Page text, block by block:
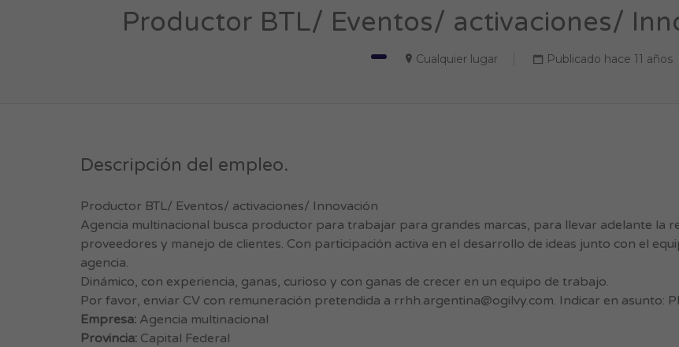
Productor BTL/ Eventos/ activaciones/
Cualquier lugar Publicado hace 11 años
Descripción del empleo.
Productor BTL/ Eventos/ activaciones/ Innovación
Agencia multinacional busca productor para trabajar para grandes marcas, para llevar adelante la
proveedores y manejo de clientes. Con participación activa en el desarrollo de ideas junto con el
agencia.
Dinámico, con experiencia, ganas, curioso y con ganas de crecer en un equipo de trabajo.
Por favor, enviar CV con remuneración pretendida a rrhh.argentina@ogilvy.com. Indicar en asunto:
Empresa: Agencia multinacional
Provincia: Capital Federal